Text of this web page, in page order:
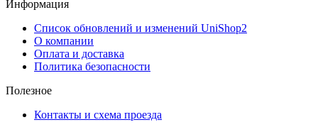
Информация
Список обновлений и изменений UniShop2
О компании
Оплата и доставка
Политика безопасности
Полезное
Контакты и схема проезда